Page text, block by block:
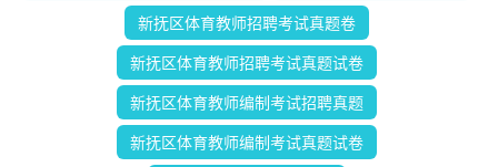
新抚区体育教师招聘考试真题卷
新抚区体育教师招聘考试真题试卷
新抚区体育教师编制考试招聘真题
新抚区体育教师编制考试真题试卷